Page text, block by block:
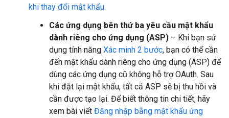
khi thay đổi mật khẩu.
Các ứng dụng bên thứ ba yêu cầu mật khẩu
dành riêng cho ứng dụng (ASP) – Khi bạn sử
dụng tính năng Xác minh 2 bước, bạn có thể cần
đến mật khẩu dành riêng cho ứng dụng (ASP) để
dùng các ứng dụng cũ không hỗ trợ OAuth. Sau
khi đặt lại mật khẩu, tất cả ASP sẽ bị thu hồi và
cần được tạo lại. Để biết thông tin chi tiết, hãy
xem bài viết Đăng nhập bằng mật khẩu ứng